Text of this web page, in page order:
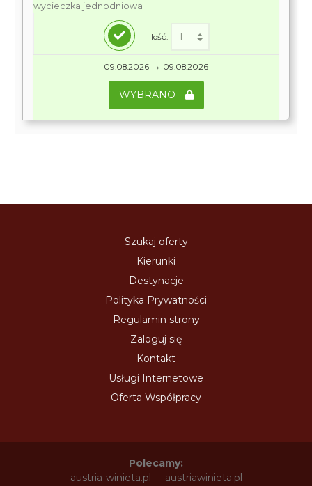
wycieczka jednodniowa
Ilość:
09.08.2026 → 09.08.2026
WYBRANO
Szukaj oferty
Kierunki
Destynacje
Polityka Prywatności
Regulamin strony
Zaloguj się
Kontakt
Usługi Internetowe
Oferta Współpracy
Polecamy:
austria-winieta.pl
austriawinieta.pl